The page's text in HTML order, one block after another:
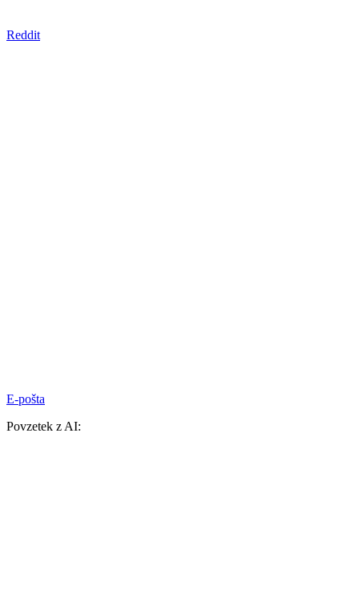
Reddit
E-pošta
Povzetek z AI: